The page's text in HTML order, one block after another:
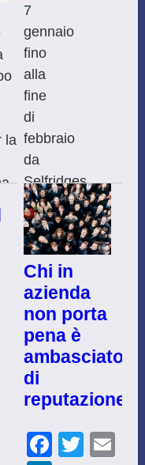
la
7
gennaio
fino
alla
fine
di
febbraio
da
Selfridges,
i
grandi
magazzini
londinesi,
va
in
scena
il
minimalismo
estremo.
la
campagna
Chi in
azienda
non porta
pena è
ambasciator
di
reputazione